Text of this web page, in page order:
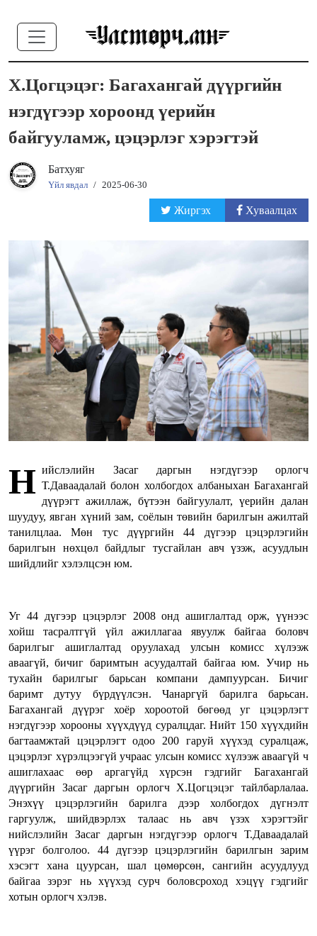
Х.Цогцэцэг: Багахангай дүүргийн
нэгдүгээр хороонд үерийн
байгууламж, цэцэрлэг хэрэгтэй
Батхуяг
Үйл явдал / 2025-06-30
Жиргэх Хуваалцах
Н ийслэлийн Засаг даргын нэгдүгээр орлогч
Т.Даваадалай болон холбогдох албаныхан Багахангай
дүүрэгт ажиллаж, бүтээн байгуулалт, үерийн далан
шуудуу, явган хүний зам, соёлын төвийн барилгын ажилтай
танилцлаа. Мөн тус дүүргийн 44 дүгээр цэцэрлэгийн
барилгын нөхцөл байдлыг тусгайлан авч үзэж, асуудлын
шийдлийг хэлэлцсэн юм.
Уг 44 дүгээр цэцэрлэг 2008 онд ашиглалтад орж, үүнээс
хойш тасралтгүй үйл ажиллагаа явуулж байгаа боловч
барилгыг ашиглалтад оруулахад улсын комисс хүлээж
аваагүй, бичиг баримтын асуудалтай байгаа юм. Учир нь
тухайн барилгыг барьсан компани дампуурсан. Бичиг
баримт дутуу бүрдүүлсэн. Чанаргүй барилга барьсан.
Багахангай дүүрэг хоёр хороотой бөгөөд уг цэцэрлэгт
нэгдүгээр хорооны хүүхдүүд суралцдаг. Нийт 150 хүүхдийн
багтаамжтай цэцэрлэгт одоо 200 гаруй хүүхэд суралцаж,
цэцэрлэг хүрэлцээгүй учраас улсын комисс хүлээж аваагүй ч
ашиглахаас өөр аргагүйд хүрсэн гэдгийг Багахангай
дүүргийн Засаг даргын орлогч Х.Цогцэцэг тайлбарлалаа.
Энэхүү цэцэрлэгийн барилга дээр холбогдох дүгнэлт
гаргуулж, шийдвэрлэх талаас нь авч үзэх хэрэгтэйг
нийслэлийн Засаг даргын нэгдүгээр орлогч Т.Даваадалай
үүрэг болголоо. 44 дүгээр цэцэрлэгийн барилгын зарим
хэсэгт хана цуурсан, шал цөмөрсөн, сангийн асуудлууд
байгаа зэрэг нь хүүхэд сурч боловсроход хэцүү гэдгийг
хотын орлогч хэлэв.